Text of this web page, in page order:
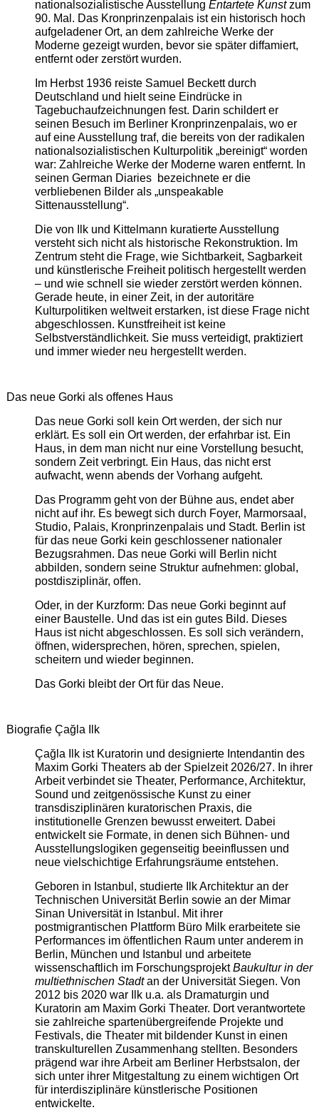
nationalsozialistische Ausstellung Entartete Kunstzum
90. Mal. Das Kronprinzenpalais ist ein historisch hoch
aufgeladener Ort, an dem zahlreiche Werke der
Moderne gezeigt wurden, bevor sie später diffamiert,
entfernt oder zerstört wurden.
Im Herbst 1936 reiste Samuel Beckett durch
Deutschland und hielt seine Eindrücke in
Tagebuchaufzeichnungen fest. Darin schildert er
seinen Besuch im Berliner Kronprinzenpalais, wo er
auf eine Ausstellung traf, die bereits von der radikalen
nationalsozialistischen Kulturpolitik „bereinigt“ worden
war: Zahlreiche Werke der Moderne waren entfernt. In
seinen German Diaries bezeichnete er die
verbliebenen Bilder als „unspeakable
Sittenausstellung“.
Die von Ilk und Kittelmann kuratierte Ausstellung
versteht sich nicht als historische Rekonstruktion. Im
Zentrum steht die Frage, wie Sichtbarkeit, Sagbarkeit
und künstlerische Freiheit politisch hergestellt werden
– und wie schnell sie wieder zerstört werden können.
Gerade heute, in einer Zeit, in der autoritäre
Kulturpolitiken weltweit erstarken, ist diese Frage nicht
abgeschlossen. Kunstfreiheit ist keine
Selbstverständlichkeit. Sie muss verteidigt, praktiziert
und immer wieder neu hergestellt werden.
Das neue Gorki als offenes Haus
Das neue Gorki soll kein Ort werden, der sich nur
erklärt. Es soll ein Ort werden, der erfahrbar ist. Ein
Haus, in dem man nicht nur eine Vorstellung besucht,
sondern Zeit verbringt. Ein Haus, das nicht erst
aufwacht, wenn abends der Vorhang aufgeht.
Das Programm geht von der Bühne aus, endet aber
nicht auf ihr. Es bewegt sich durch Foyer, Marmorsaal,
Studio, Palais, Kronprinzenpalais und Stadt. Berlin ist
für das neue Gorki kein geschlossener nationaler
Bezugsrahmen. Das neue Gorki will Berlin nicht
abbilden, sondern seine Struktur aufnehmen: global,
postdisziplinär, offen.
Oder, in der Kurzform: Das neue Gorki beginnt auf
einer Baustelle. Und das ist ein gutes Bild. Dieses
Haus ist nicht abgeschlossen. Es soll sich verändern,
öffnen, widersprechen, hören, sprechen, spielen,
scheitern und wieder beginnen.
Das Gorki bleibt der Ort für das Neue.
Biografie Çağla Ilk
Çağla Ilk ist Kuratorin und designierte Intendantin des
Maxim Gorki Theaters ab der Spielzeit 2026/27. In ihrer
Arbeit verbindet sie Theater, Performance, Architektur,
Sound und zeitgenössische Kunst zu einer
transdisziplinären kuratorischen Praxis, die
institutionelle Grenzen bewusst erweitert. Dabei
entwickelt sie Formate, in denen sich Bühnen- und
Ausstellungslogiken gegenseitig beeinflussen und
neue vielschichtige Erfahrungsräume entstehen.
Geboren in Istanbul, studierte Ilk Architektur an der
Technischen Universität Berlin sowie an der Mimar
Sinan Universität in Istanbul. Mit ihrer
postmigrantischen Plattform Büro Milk erarbeitete sie
Performances im öffentlichen Raum unter anderem in
Berlin, München und Istanbul und arbeitete
wissenschaftlich im ForschungsprojektBaukultur in der
multiethnischen Stadtan der Universität Siegen. Von
2012 bis 2020 war Ilk u.a. als Dramaturgin und
Kuratorin am Maxim Gorki Theater. Dort verantwortete
sie zahlreiche spartenübergreifende Projekte und
Festivals, die Theater mit bildender Kunst in einen
transkulturellen Zusammenhang stellten. Besonders
prägend war ihre Arbeit am Berliner Herbstsalon, der
sich unter ihrer Mitgestaltung zu einem wichtigen Ort
für interdisziplinäre künstlerische Positionen
entwickelte.